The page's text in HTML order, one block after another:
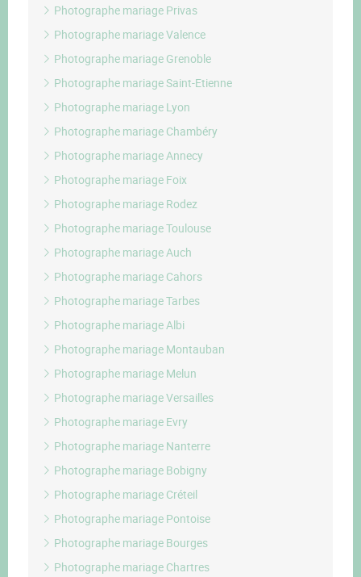
Photographe mariage Privas
Photographe mariage Valence
Photographe mariage Grenoble
Photographe mariage Saint-Etienne
Photographe mariage Lyon
Photographe mariage Chambéry
Photographe mariage Annecy
Photographe mariage Foix
Photographe mariage Rodez
Photographe mariage Toulouse
Photographe mariage Auch
Photographe mariage Cahors
Photographe mariage Tarbes
Photographe mariage Albi
Photographe mariage Montauban
Photographe mariage Melun
Photographe mariage Versailles
Photographe mariage Evry
Photographe mariage Nanterre
Photographe mariage Bobigny
Photographe mariage Créteil
Photographe mariage Pontoise
Photographe mariage Bourges
Photographe mariage Chartres